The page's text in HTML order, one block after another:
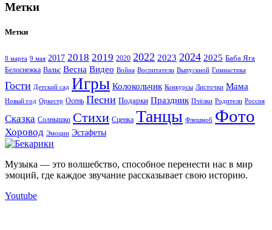
Метки
Метки
8 марта 9 мая 2017 2018 2019 2020 2022 2023 2024 2025 Баба Яга
Белоснежка Вальс Весна Видео Война Воспитатели Выпускной Гимнастика
Гости Детский сад Игры Колокольчик Конкурсы Листочки Мама
Новый год Оркестр Осень Песни Подарки Праздник Пчёлки Родители Россия
Сказка Солнышко Стихи Сценка Танцы Флешмоб Фото
Хоровод Эмоции Эстафеты
Музыка — это волшебство, способное перенести нас в мир
эмоций, где каждое звучание рассказывает свою историю.
Youtube